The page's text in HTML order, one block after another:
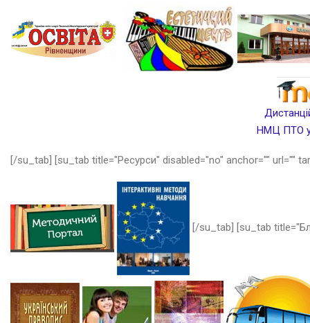
НМЦ ПТО у
[/su_tab] [su_tab title="Ресурси" disabled="no" anchor="" url=""
[/su_tab] [su_tab